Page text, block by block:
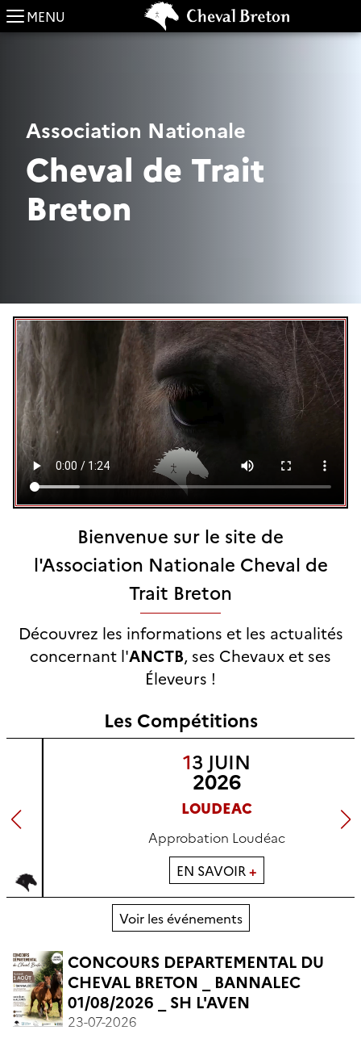
MENU
Association Nationale
Cheval de Trait
Breton
Bienvenue sur le site de
l'Association Nationale Cheval de
Trait Breton
Découvrez les informations et les actualités
concernant l'ANCTB, ses Chevaux et ses
Éleveurs !
Les Compétitions
13 JUIN
2026
LOUDEAC
Approbation Loudéac
EN SAVOIR+
Voir les événements
CONCOURS DEPARTEMENTAL DU
CHEVAL BRETON _ BANNALEC
01/08/2026 _ SH L'AVEN
23-07-2026